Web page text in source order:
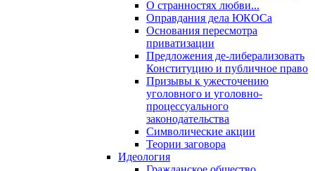
О странностях любви...
Оправдания дела ЮКОСа
Основания пересмотра
приватизации
Предложения де-либерализовать
Конституцию и публичное право
Призывы к ужесточению
уголовного и уголовно-
процессуального
законодательства
Символические акции
Теории заговора
Идеология